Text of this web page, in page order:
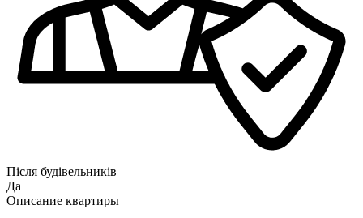
Після будівельників
Да
Описание квартиры